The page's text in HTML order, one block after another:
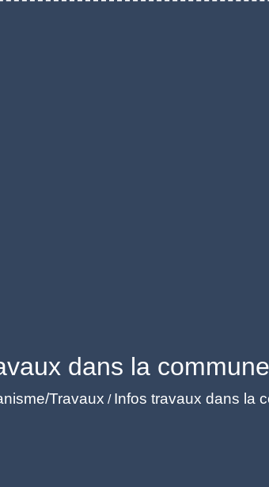
dans la commune
Travaux / Infos travaux dans la